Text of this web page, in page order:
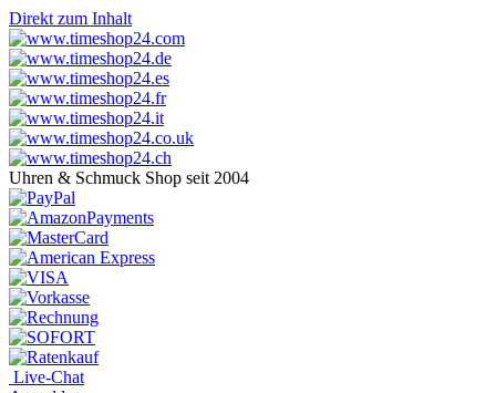
Direkt zum Inhalt
Uhren & Schmuck Shop seit 2004
Live-Chat